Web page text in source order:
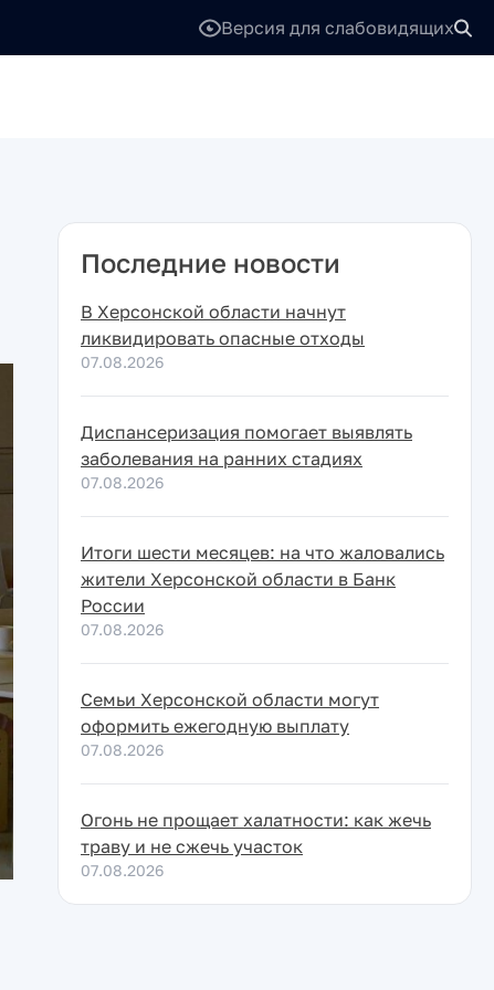
Версия для слабовидящих
Последние новости
В Херсонской области начнут
ликвидировать опасные отходы
07.08.2026
Диспансеризация помогает выявлять
заболевания на ранних стадиях
07.08.2026
Итоги шести месяцев: на что жаловались
жители Херсонской области в Банк
России
07.08.2026
Семьи Херсонской области могут
оформить ежегодную выплату
07.08.2026
Огонь не прощает халатности: как жечь
траву и не сжечь участок
07.08.2026